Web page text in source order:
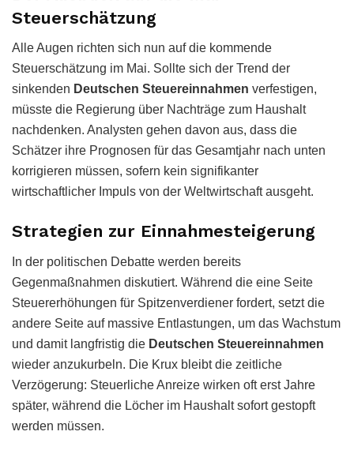
Steuerschätzung
Alle Augen richten sich nun auf die kommende
Steuerschätzung im Mai. Sollte sich der Trend der
sinkenden Deutschen Steuereinnahmen verfestigen,
müsste die Regierung über Nachträge zum Haushalt
nachdenken. Analysten gehen davon aus, dass die
Schätzer ihre Prognosen für das Gesamtjahr nach unten
korrigieren müssen, sofern kein signifikanter
wirtschaftlicher Impuls von der Weltwirtschaft ausgeht.
Strategien zur Einnahmesteigerung
In der politischen Debatte werden bereits
Gegenmaßnahmen diskutiert. Während die eine Seite
Steuererhöhungen für Spitzenverdiener fordert, setzt die
andere Seite auf massive Entlastungen, um das Wachstum
und damit langfristig die Deutschen Steuereinnahmen
wieder anzukurbeln. Die Krux bleibt die zeitliche
Verzögerung: Steuerliche Anreize wirken oft erst Jahre
später, während die Löcher im Haushalt sofort gestopft
werden müssen.